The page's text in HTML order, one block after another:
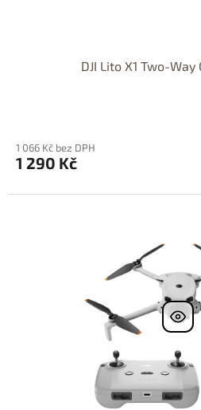
DJI Lito X1 Two-Way
1 066 Kč bez DPH
1 290 Kč